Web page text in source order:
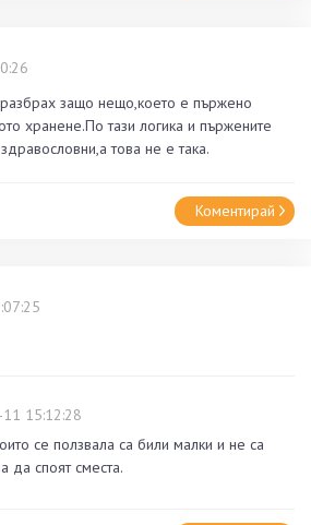
защо нещо,което е пържено
хранене.По тази логика и пържените
това не е така.
Коментирай
15:12:28
се ползвала са били малки и не са
да споят сместа.